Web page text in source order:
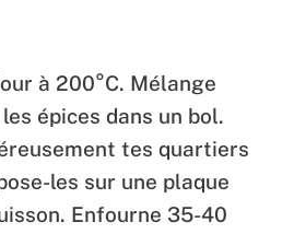
à 200°C. Mélange
épices dans un bol.
tes quartiers
les sur une plaque
Enfourne 35-40